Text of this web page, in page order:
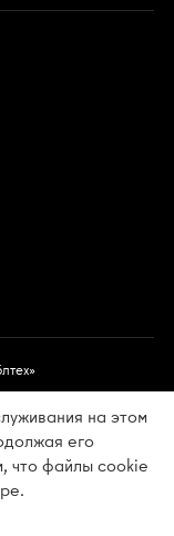
на этом
его
что файлы cookie